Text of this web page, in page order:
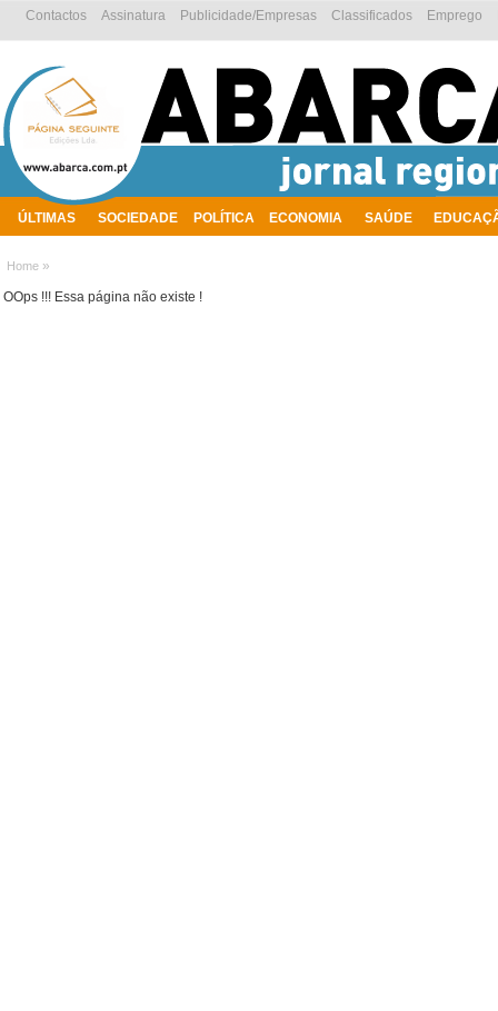
ÚLTIMAS SOCIEDADE POLÍTICA ECONOMIA SAÚDE
Emprego
Classificados
Publicidade/Empresas
Assinatura
Contactos
Home »
OOps !!! Essa página não existe !